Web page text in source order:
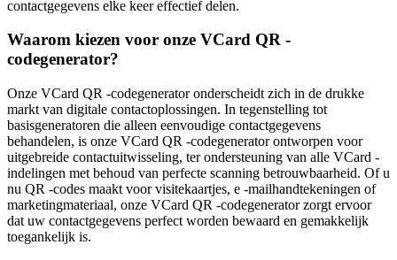
contactgegevens elke keer effectief delen.
Waarom kiezen voor onze VCard QR -
codegenerator?
Onze VCard QR -codegenerator onderscheidt zich in de drukke
markt van digitale contactoplossingen. In tegenstelling tot
basisgeneratoren die alleen eenvoudige contactgegevens
behandelen, is onze VCard QR -codegenerator ontworpen voor
uitgebreide contactuitwisseling, ter ondersteuning van alle VCard -
indelingen met behoud van perfecte scanning betrouwbaarheid. Of u
nu QR -codes maakt voor visitekaartjes, e -mailhandtekeningen of
marketingmateriaal, onze VCard QR -codegenerator zorgt ervoor
dat uw contactgegevens perfect worden bewaard en gemakkelijk
toegankelijk is.